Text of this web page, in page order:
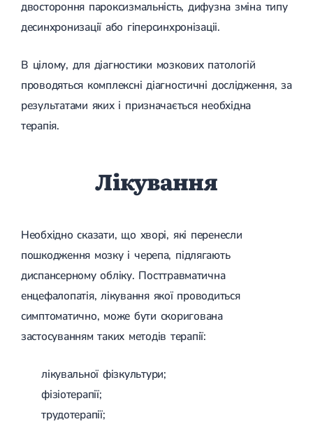
двостороння пароксизмальність, дифузна зміна типу
десинхронизації або гіперсинхронізаціі.
В цілому, для діагностики мозкових патологій
проводяться комплексні діагностичні дослідження, за
результатами яких і призначається необхідна
терапія.
Лікування
Необхідно сказати, що хворі, які перенесли
пошкодження мозку і черепа, підлягають
диспансерному обліку. Посттравматична
енцефалопатія, лікування якої проводиться
симптоматично, може бути скоригована
застосуванням таких методів терапії:
лікувальної фізкультури;
фізіотерапії;
трудотерапії;